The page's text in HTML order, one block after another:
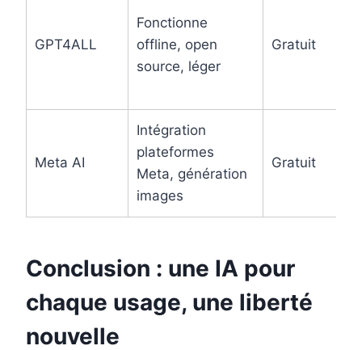
GPT4ALL
Fonctionne
offline, open
source, léger
Gratuit
Meta AI
Intégration
plateformes
Meta, génération
images
Gratuit
Conclusion : une IA pour
chaque usage, une liberté
nouvelle